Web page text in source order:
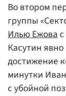
Во втором
группы
Илью Ежова
Касутин
достижение
минутки
с убойной